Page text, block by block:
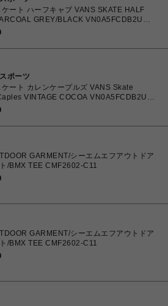
ート ハーフキャブ VANS SKATE HALF
GREY/BLACK VN0A5FCDB2U
㎝ スニーカー メンズ シューズ
ポーツ
ート カレンケープルズ VANS Skate
VINTAGE COCOA VN0A5FCDB2U
㎝ スニーカー メンズ シューズ
GARMENT/シーエムエフアウトドア
/BMX TEE CMF2602-C11
GARMENT/シーエムエフアウトドア
/BMX TEE CMF2602-C11